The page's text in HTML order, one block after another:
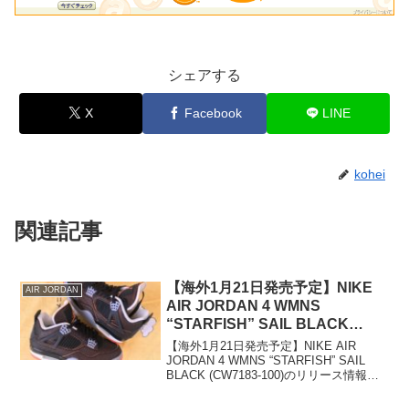
シェアする
X Facebook LINE
kohei
関連記事
AIR JORDAN
【海外1月21日発売予定】NIKE
AIR JORDAN 4 WMNS
“STARFISH” SAIL BLACK
(CW7183-100)
【海外1月21日発売予定】NIKE AIR
JORDAN 4 WMNS “STARFISH” SAIL
BLACK (CW7183-100)のリリース情報を